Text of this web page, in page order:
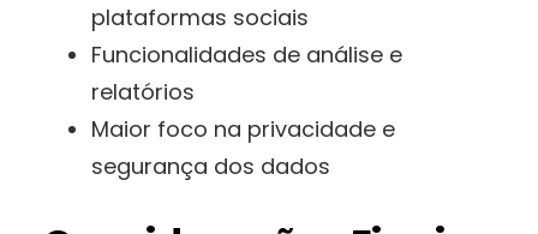
plataformas sociais
Funcionalidades de análise e
relatórios
Maior foco na privacidade e
segurança dos dados